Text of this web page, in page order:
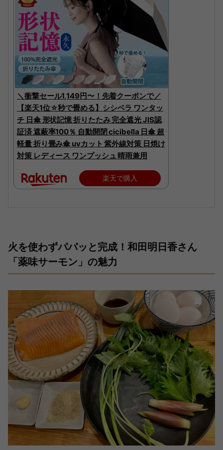
＼衝撃セール1,149円〜！先着クーポンで／
【楽天1位☆秒で畳める】シシベラ ワンタッ
チ 日傘 形状記憶 折りたたみ 完全遮光 JIS認
証済 遮蔽率100％ 自動開閉 cicibella 日傘 超
軽量 折り畳み傘 uvカット 紫外線対策 日焼け
対策 レディース ワンプッシュ 晴雨兼用
楽天で購入
火を使わずパパッと完成！和田明日香さん
「薬味サーモン」の魅力